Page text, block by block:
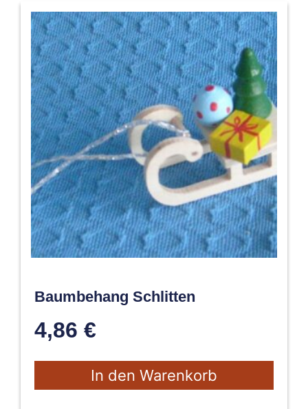
Baumbehang Schlitten
4,86 €
In den Warenkorb